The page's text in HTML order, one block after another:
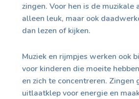
zingen. Voor hen is de muzikale
alleen leuk, maar ook
dan lezen of kijken.
Muziek en rijmpjes werken ook
voor kinderen die moeite
en zich te concentreren. Zingen
uitlaatklep voor energie en